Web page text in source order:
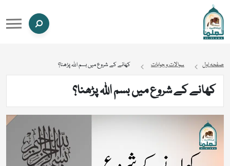
صفحہ اول سوالات و جوابات کھانے کے شروع میں بسم اللہ پڑھنا؟
کھانے کے شروع میں بسم اللہ پڑھنا؟